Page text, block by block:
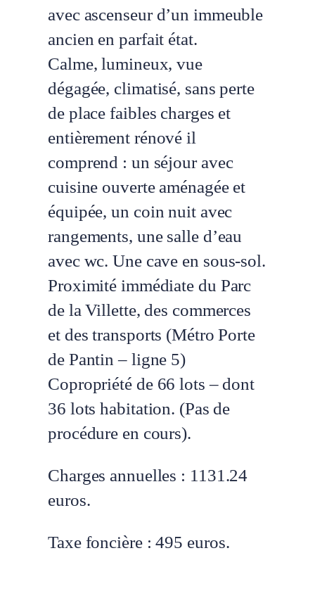
avec ascenseur d’un immeuble
ancien en parfait état.
Calme, lumineux, vue
dégagée, climatisé, sans perte
de place faibles charges et
entièrement rénové il
comprend : un séjour avec
cuisine ouverte aménagée et
équipée, un coin nuit avec
rangements, une salle d’eau
avec wc. Une cave en sous-sol.
Proximité immédiate du Parc
de la Villette, des commerces
et des transports (Métro Porte
de Pantin – ligne 5)
Copropriété de 66 lots – dont
36 lots habitation. (Pas de
procédure en cours).
Charges annuelles : 1131.24
euros.
Taxe foncière :495 euros.